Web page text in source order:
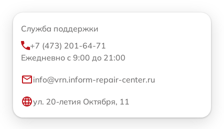
Служба поддержки
+7 (473) 201-64-71
Ежедневно с 9:00 до 21:00
info@vrn.inform-repair-center.ru
ул. 20-летия Октября, 11